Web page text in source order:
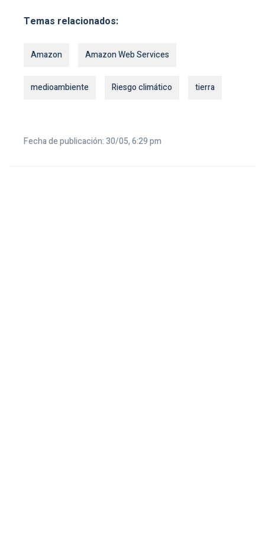
Temas relacionados:
Amazon Amazon Web Services
medioambiente Riesgo climático tierra
Fecha de publicación: 30/05, 6:29 pm